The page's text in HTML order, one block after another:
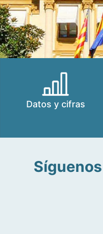
Datos y cifras